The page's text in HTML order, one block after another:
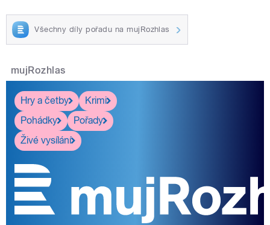
Všechny díly pořadu na mujRozhlas
mujRozhlas
Hry a četby
Krimi
Pohádky
Pořady
Živé vysílání